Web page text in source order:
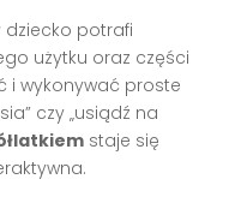
dziecko potrafi
użytku oraz części
i wykonywać proste
czy „usiądź na
staje się